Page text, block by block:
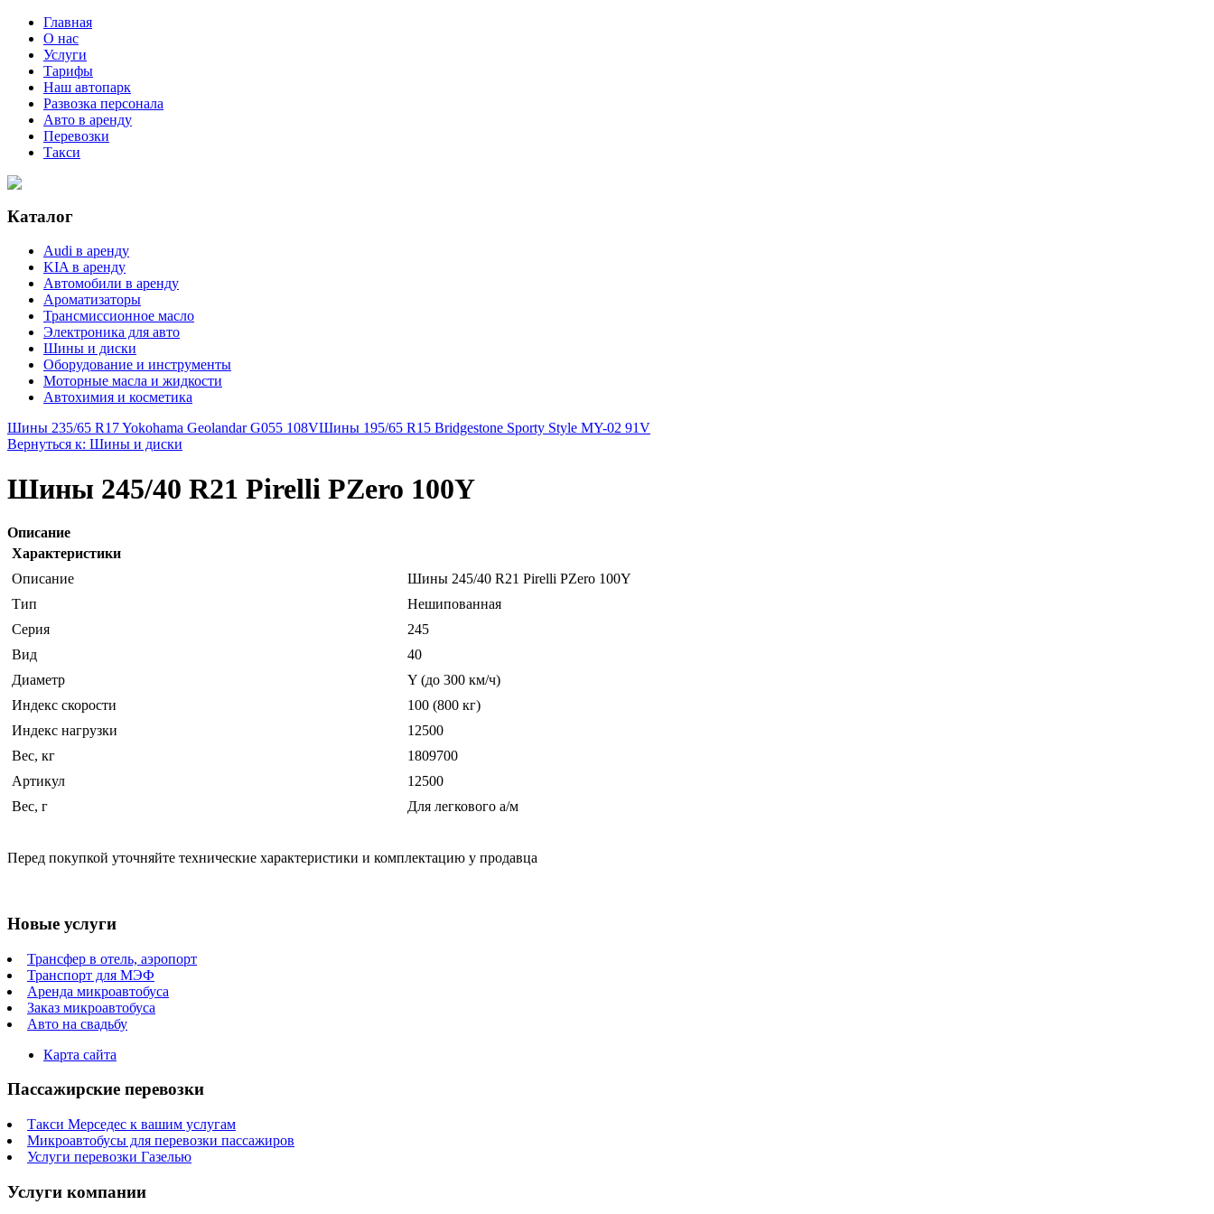
Главная
О нас
Услуги
Тарифы
Наш автопарк
Развозка персонала
Авто в аренду
Перевозки
Такси
Каталог
Audi в аренду
KIA в аренду
Автомобили в аренду
Ароматизаторы
Трансмиссионное масло
Электроника для авто
Шины и диски
Оборудование и инструменты
Моторные масла и жидкости
Автохимия и косметика
Шины 235/65 R17 Yokohama Geolandar G055 108VШины 195/65 R15 Bridgestone Sporty Style MY-02 91V
Вернуться к: Шины и диски
Шины 245/40 R21 Pirelli PZero 100Y
Описание
Характеристики
Описание
Шины 245/40 R21 Pirelli PZero 100Y
Тип
Нешипованная
Серия
245
Вид
40
Диаметр
Y (до 300 км/ч)
Индекс скорости
100 (800 кг)
Индекс нагрузки
12500
Вес, кг
1809700
Артикул
12500
Вес, г
Для легкового а/м
Перед покупкой уточняйте технические характеристики и комплектацию у продавца
Новые услуги
Трансфер в отель, аэропорт
Транспорт для МЭФ
Аренда микроавтобуса
Заказ микроавтобуса
Авто на свадьбу
Карта сайта
Пассажирские перевозки
Такси Мерседес к вашим услугам
Микроавтобусы для перевозки пассажиров
Услуги перевозки Газелью
Услуги компании